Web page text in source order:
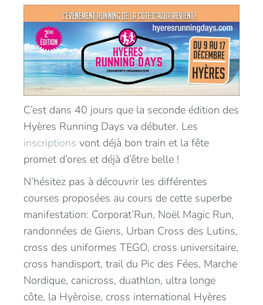
C’est dans 40 jours que la seconde édition des
Hyères Running Days va débuter. Les
inscriptions vont déjà bon train et la fête
promet d’ores et déjà d’être belle !
N’hésitez pas à découvrir les différentes
courses proposées au cours de cette superbe
manifestation: Corporat’Run, Noël Magic Run,
randonnées de Giens, Urban Cross des Lutins,
cross des uniformes TEGO, cross universitaire,
cross handisport, trail du Pic des Fées, Marche
Nordique, canicross, duathlon, ultra longe
côte, la Hyèroise, cross international Hyères